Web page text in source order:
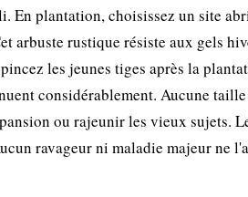
En plantation, choisissez un site
arbuste rustique résiste aux gels
les jeunes tiges après la
considérablement. Aucune
ou rajeunir les vieux sujets.
ravageur ni maladie majeur ne